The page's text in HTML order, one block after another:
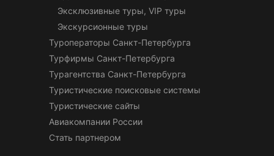
Эксклюзивные туры, VIP туры
Экскурсионные туры
Туроператоры Санкт-Петербурга
Турфирмы Санкт-Петербурга
Турагентства Санкт-Петербурга
Туристические поисковые системы
Туристические сайты
Авиакомпании России
Стать партнером